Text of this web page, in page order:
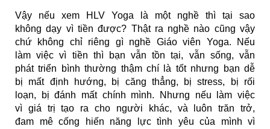
Vậy nếu xem HLV Yoga là một nghề thì tại sao
không dạy vì tiền được? Thật ra nghề nào cũng vậy
chứ không chỉ riêng gì nghề Giáo viên Yoga. Nếu
làm việc vì tiền thì bạn vẫn tồn tại, vẫn sống, vẫn
phát triển bình thường thậm chí là tốt nhưng bạn dễ
bị mất định hướng, bị căng thẳng, bị stress, bị rối
loạn, bị đánh mất chính mình. Nhưng nếu làm việc
vì giá trị tạo ra cho người khác, và luôn trăn trở,
đam mê cống hiến năng lực tình yêu của mình vì